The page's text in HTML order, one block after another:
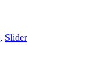
, Slider